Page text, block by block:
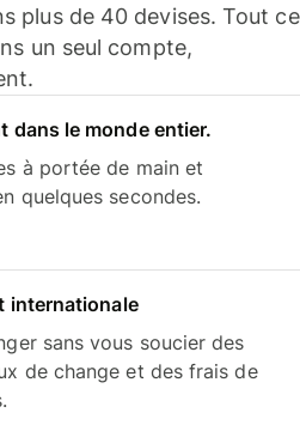
plus de 40 devises. Tout ce
un seul compte,
dans le monde entier.
à portée de main et
quelques secondes.
internationale
sans vous soucier des
de change et des frais de